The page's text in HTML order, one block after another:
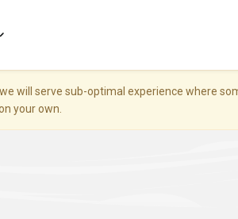
will serve sub-optimal experience where
your own.